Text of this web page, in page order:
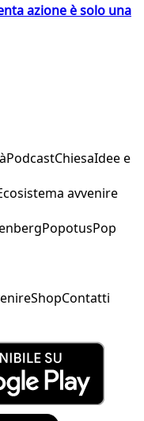
azione è solo una
PodcastChiesaIdee e
avvenire
PopotusPop
ShopContatti